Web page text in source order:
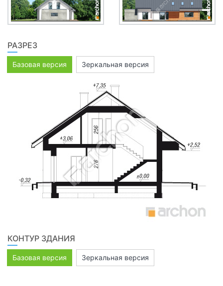
РАЗРЕЗ
Базовая версия Зеркальная версия
КОНТУР ЗДАНИЯ
Базовая версия Зеркальная версия